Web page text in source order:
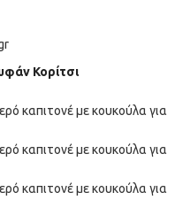
Κορίτσι